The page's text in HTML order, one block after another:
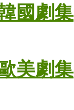
國劇集
美劇集